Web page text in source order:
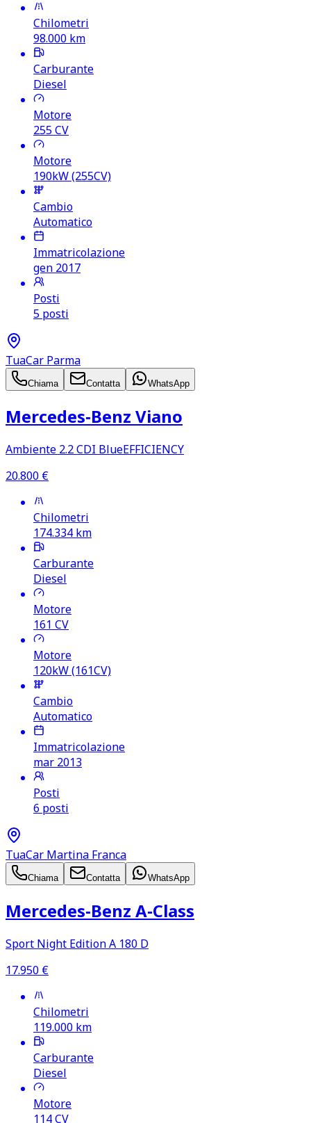
Chilometri
98.000 km
Carburante
Diesel
Motore
255CV
Motore
190kW (255CV)
Cambio
Automatico
Immatricolazione
gen 2017
Posti
5 posti
TuaCar Parma
Chiama Contatta WhatsApp
Mercedes‑Benz Viano
Ambiente 2.2 CDI BlueEFFICIENCY
20.800 €
Chilometri
174.334 km
Carburante
Diesel
Motore
161 CV
Motore
120kW (161CV)
Cambio
Automatico
Immatricolazione
mar 2013
Posti
6 posti
TuaCar Martina Franca
Chiama Contatta WhatsApp
Mercedes‑Benz A‑Class
Sport Night Edition A 180 D
17.950 €
Chilometri
119.000 km
Carburante
Diesel
Motore
114CV